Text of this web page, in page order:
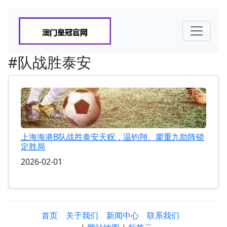
#队战胜泰安
上海海港B队战胜泰安天贶，温钧翔、廖重九助阵锁
定胜局
2026-02-01
首页 关于我们 新闻中心
联系我们